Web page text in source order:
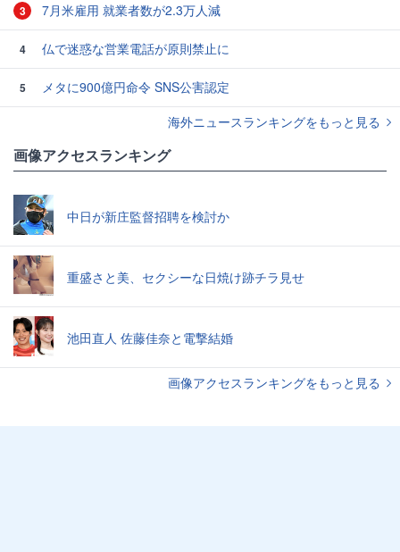
3 7月米雇用 就業者数が2.3万人減
4 仏で迷惑な営業電話が原則禁止に
5
メタに900億円命令 SNS公害認定
海外ニュースランキングをもっと見る
画像アクセスランキング
中日が新庄監督招聘を検討か
重盛さと美、セクシーな日焼け跡チラ見せ
池田直人 佐藤佳奈と電撃結婚
画像アクセスランキングをもっと見る